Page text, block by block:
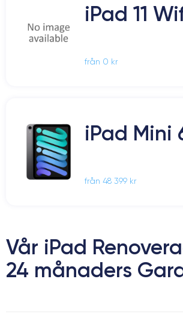
iPad 11
från 0 kr
iPad Mini
från 48 399 kr
Vår iPad
24 månaders